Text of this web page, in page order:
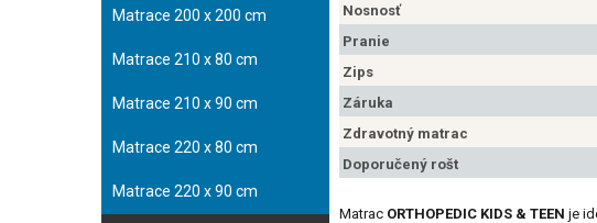
Matrace 200 x 200 cm
Matrace 210 x 80 cm
Matrace 210 x 90 cm
Matrace 220 x 80 cm
Matrace 220 x 90 cm
Nosnosť
Pranie
Zips
Záruka
Zdravotný matrac
Doporučený rošt
Matrac ORTHOPEDIC KIDS & TEEN je